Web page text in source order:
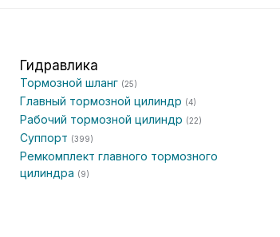
Гидравлика
Тормозной шланг (25)
Главный тормозной цилиндр (4)
Рабочий тормозной цилиндр (22)
Суппорт (399)
Ремкомплект главного тормозного
цилиндра (9)